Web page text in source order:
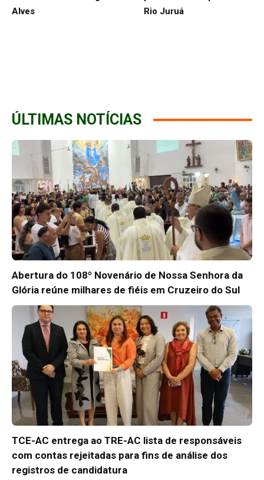
Alves
Rio Juruá
ÚLTIMAS NOTÍCIAS
Abertura do 108º Novenário de Nossa Senhora da
Glória reúne milhares de fiéis em Cruzeiro do Sul
TCE-AC entrega ao TRE-AC lista de responsáveis
com contas rejeitadas para fins de análise dos
registros de candidatura